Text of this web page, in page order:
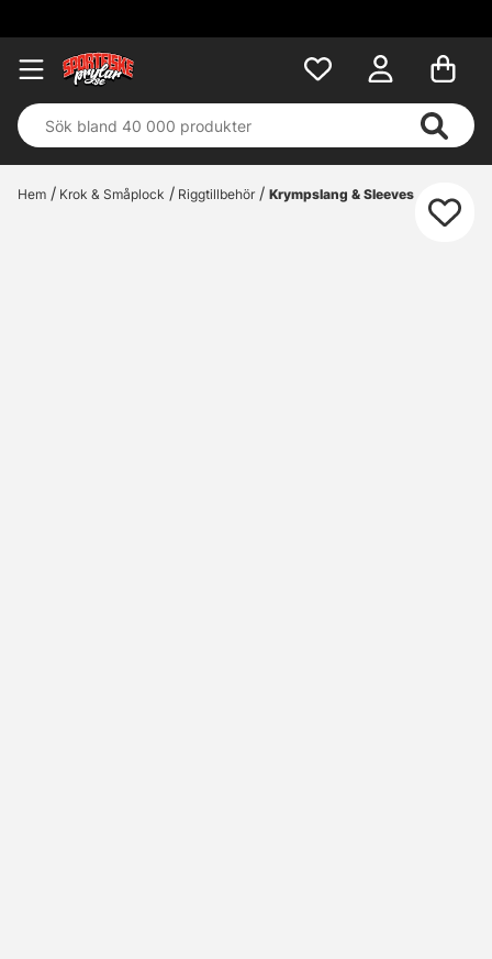
Hem Krok & Småplock Riggtillbehör Krympslang & Sleeves